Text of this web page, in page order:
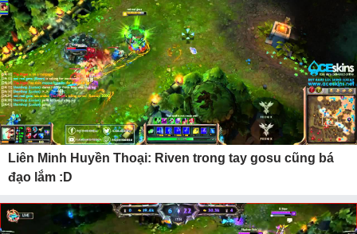
Liên Minh Huyền Thoại: Riven trong tay gosu cũng bá
đạo lắm :D